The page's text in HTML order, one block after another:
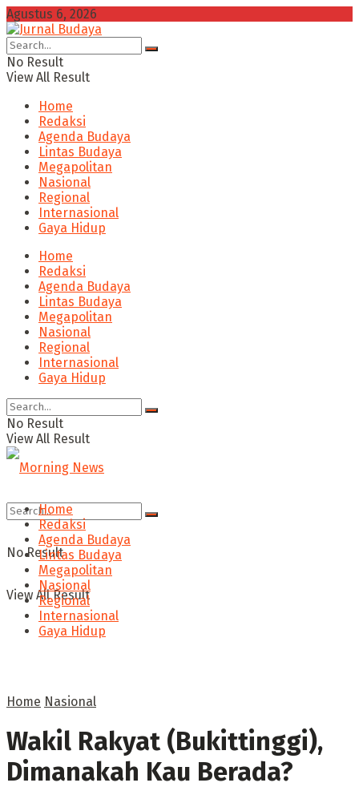
Agustus 6, 2026
No Result
View All Result
Home
Redaksi
Agenda Budaya
Lintas Budaya
Megapolitan
Nasional
Regional
Internasional
Gaya Hidup
Home
Redaksi
Agenda Budaya
Lintas Budaya
Megapolitan
Nasional
Regional
Internasional
Gaya Hidup
No Result
View All Result
No Result
View All Result
Home
Redaksi
Agenda Budaya
Lintas Budaya
Megapolitan
Nasional
Regional
Internasional
Gaya Hidup
Home Nasional
Wakil Rakyat (Bukittinggi),
Dimanakah Kau Berada?